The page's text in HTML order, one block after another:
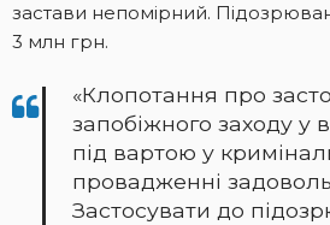
застави непомірний.
3 млн грн.
«Клопотання про
запобіжного заходу у
під вартою у
провадженні
Застосувати до